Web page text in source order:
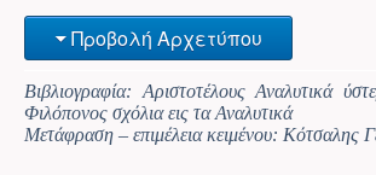
Προβολή Αρχετύπου
Βιβλιογραφία: Αριστοτέλους Αναλυτικά
Φιλόπονος σχόλια εις τα Αναλυτικά
Μετάφραση – επιμέλεια κειμένου: Κότσαλης